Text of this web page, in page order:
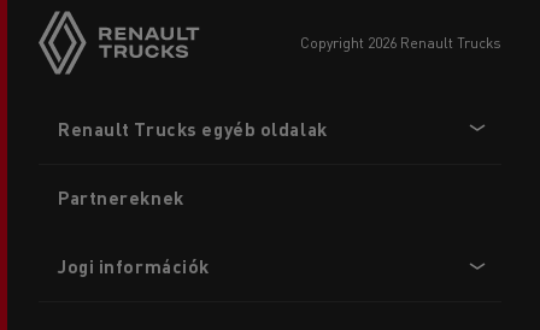
copyright 2026 Renault Trucks
menu
Renault Trucks egyéb oldalak
Partnereknek
Jogi információk